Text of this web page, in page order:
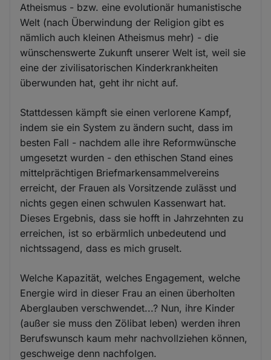
Atheismus - bzw. eine evolutionär humanistische
Welt (nach Überwindung der Religion gibt es
nämlich auch kleinen Atheismus mehr) - die
wünschenswerte Zukunft unserer Welt ist, weil sie
eine der zivilisatorischen Kinderkrankheiten
überwunden hat, geht ihr nicht auf.
Stattdessen kämpft sie einen verlorene Kampf,
indem sie ein System zu ändern sucht, dass im
besten Fall - nachdem alle ihre Reformwünsche
umgesetzt wurden - den ethischen Stand eines
mittelprächtigen Briefmarkensammelvereins
erreicht, der Frauen als Vorsitzende zulässt und
nichts gegen einen schwulen Kassenwart hat.
Dieses Ergebnis, dass sie hofft in Jahrzehnten zu
erreichen, ist so erbärmlich unbedeutend und
nichtssagend, dass es mich gruselt.
Welche Kapazität, welches Engagement, welche
Energie wird in dieser Frau an einen überholten
Aberglauben verschwendet...? Nun, ihre Kinder
(außer sie muss den Zölibat leben) werden ihren
Berufswunsch kaum mehr nachvollziehen können,
geschweige denn nachfolgen.